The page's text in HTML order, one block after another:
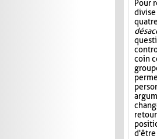
Pour
divise
coin
d'être